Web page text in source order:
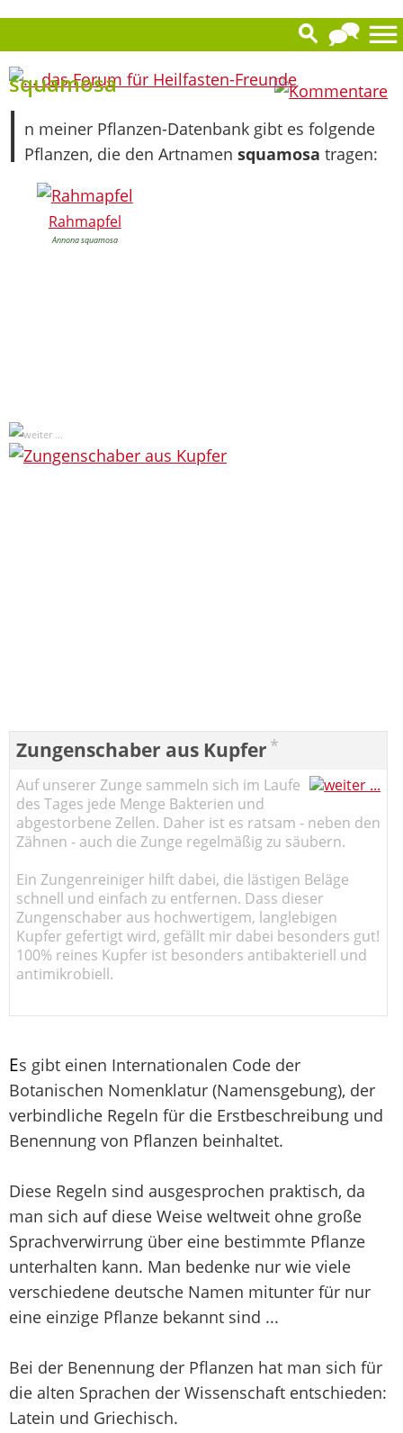
squamosa
I n meiner Pflanzen-Datenbank gibt es folgende
Pflanzen, die den Artnamen squamosa tragen:
Rahmapfel
Annona squamosa
Zungenschaber aus Kupfer *
Auf unserer Zunge sammeln sich im Laufe
des Tages jede Menge Bakterien und
abgestorbene Zellen. Daher ist es ratsam - neben den
Zähnen - auch die Zunge regelmäßig zu säubern.
Ein Zungenreiniger hilft dabei, die lästigen Beläge
schnell und einfach zu entfernen. Dass dieser
Zungenschaber aus hochwertigem, langlebigen
Kupfer gefertigt wird, gefällt mir dabei besonders gut!
100% reines Kupfer ist besonders antibakteriell und
antimikrobiell.
Es gibt einen Internationalen Code der
Botanischen Nomenklatur (Namensgebung), der
verbindliche Regeln für die Erstbeschreibung und
Benennung von Pflanzen beinhaltet.
Diese Regeln sind ausgesprochen praktisch, da
man sich auf diese Weise weltweit ohne große
Sprachverwirrung über eine bestimmte Pflanze
unterhalten kann. Man bedenke nur wie viele
verschiedene deutsche Namen mitunter für nur
eine einzige Pflanze bekannt sind ...
Bei der Benennung der Pflanzen hat man sich für
die alten Sprachen der Wissenschaft entschieden:
Latein und Griechisch.